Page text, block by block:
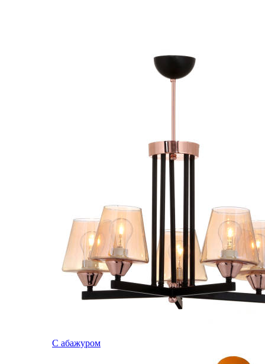
С абажуром